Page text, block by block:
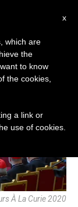
À La Curie 2020
x
which are
the
to know
the cookies,
a link or
use of cookies.